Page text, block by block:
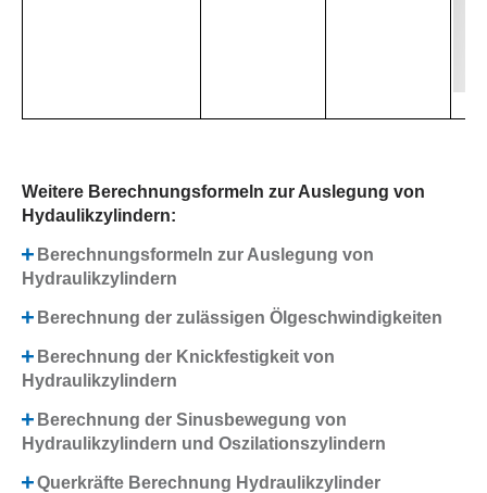
Weitere Berechnungsformeln zur Auslegung von
Hydaulikzylindern:
Berechnungsformeln zur Auslegung von
Hydraulikzylindern
Berechnung der zulässigen Ölgeschwindigkeiten
Berechnung der Knickfestigkeit von
Hydraulikzylindern
Berechnung der Sinusbewegung von
Hydraulikzylindern und Oszilationszylindern
Querkräfte Berechnung Hydraulikzylinder